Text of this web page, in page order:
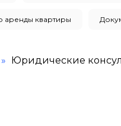
аренды квартиры
Юридические